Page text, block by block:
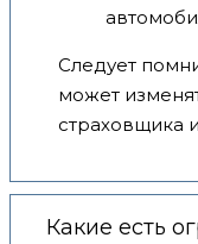
Следует
может
страховщика
Какие есть